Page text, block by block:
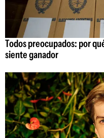
Todos preocupados: por
siente ganador